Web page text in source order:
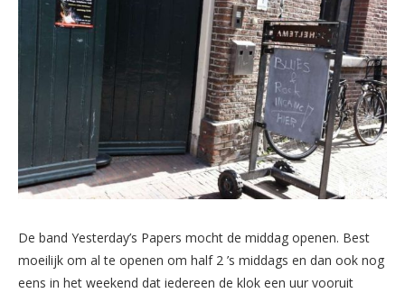
De band Yesterday’s Papers mocht de middag openen. Best
moeilijk om al te openen om half 2 ’s middags en dan ook nog
eens in het weekend dat iedereen de klok een uur vooruit